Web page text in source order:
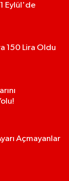
Eylül'de
150 Lira Oldu
Açmayanlar